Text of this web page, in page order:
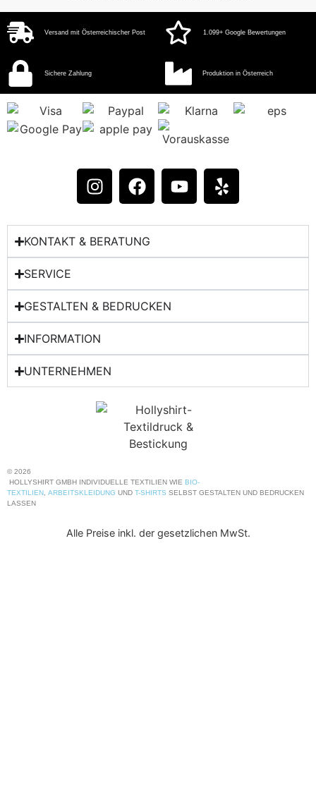
Versand mit Österreichischer Post 1.099+ Google Bewertungen
Sichere Zahlung Produktion in Österreich
KONTAKT & BERATUNG​
SERVICE
GESTALTEN & BEDRUCKEN
INFORMATION
UNTERNEHMEN
© 2026
HOLLYSHIRT GMBH INDIVIDUELLE TEXTILIEN WIE BIO-
TEXTILIEN ARBEITSKLEIDUNG UND T-SHIRTS SELBST GESTALTEN UND BEDRUCKEN
LASSEN
Alle Preise inkl. der gesetzlichen MwSt.